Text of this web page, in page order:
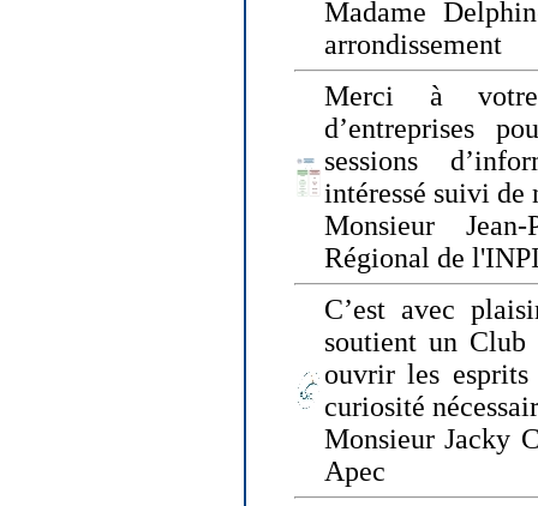
Madame
arrondissement
Merci à
d’entreprises
sessions
intéressé suivi de
Monsieur
Régional de
C’est avec
soutient un Club
ouvrir les
curiosité
Monsieur Jacky
Apec